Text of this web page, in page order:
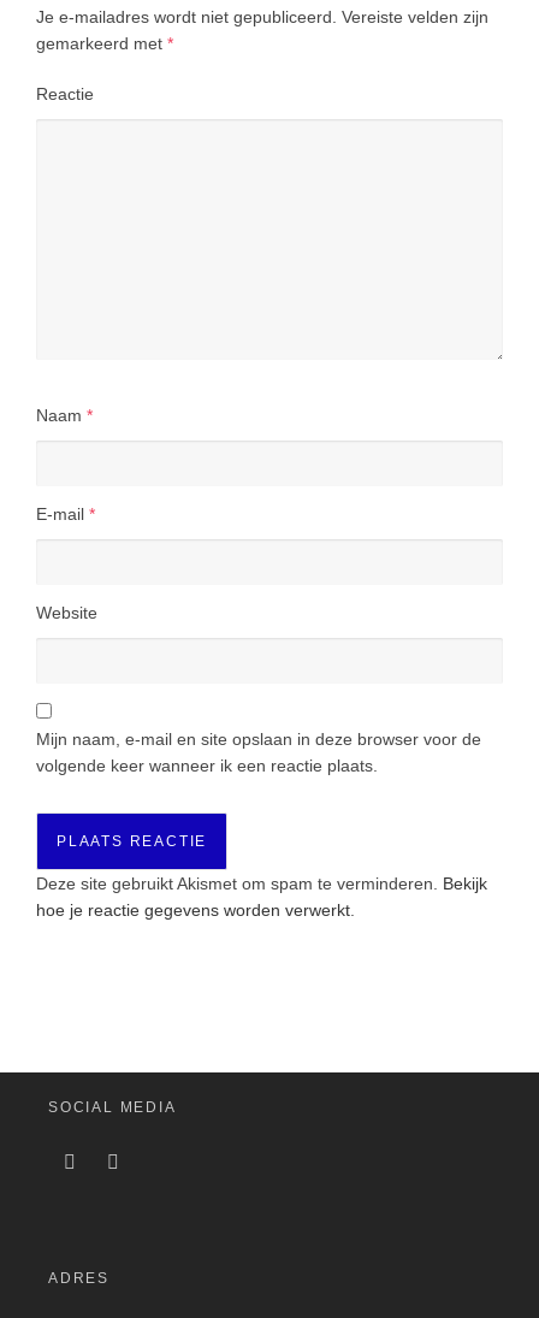
Je e-mailadres wordt niet gepubliceerd. Vereiste velden zijn
gemarkeerd met *
Reactie
Naam *
E-mail *
Website
Mijn naam, e-mail en site opslaan in deze browser voor de
volgende keer wanneer ik een reactie plaats.
Deze site gebruikt Akismet om spam te verminderen. Bekijk
hoe je reactie gegevens worden verwerkt
SOCIAL MEDIA
ADRES